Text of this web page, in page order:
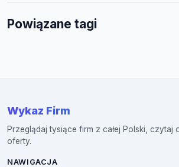
Powiązane tagi
Wykaz Firm
Przeglądaj tysiące firm z całej Polski, czytaj
oferty.
NAWIGACJA